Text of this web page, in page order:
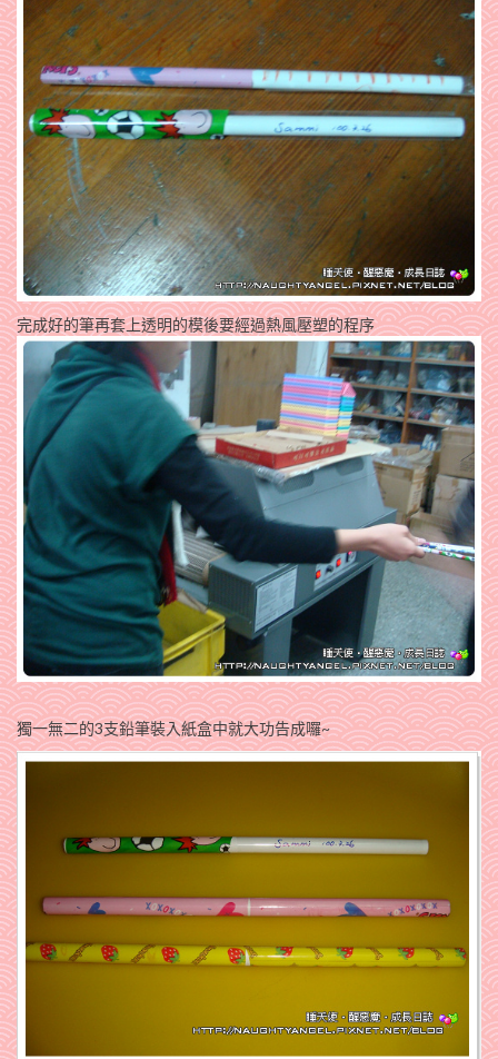
完成好的筆再套上透明的模後要經過熱風壓塑的程序
獨一無二的3支鉛筆裝入紙盒中就大功告成囉~